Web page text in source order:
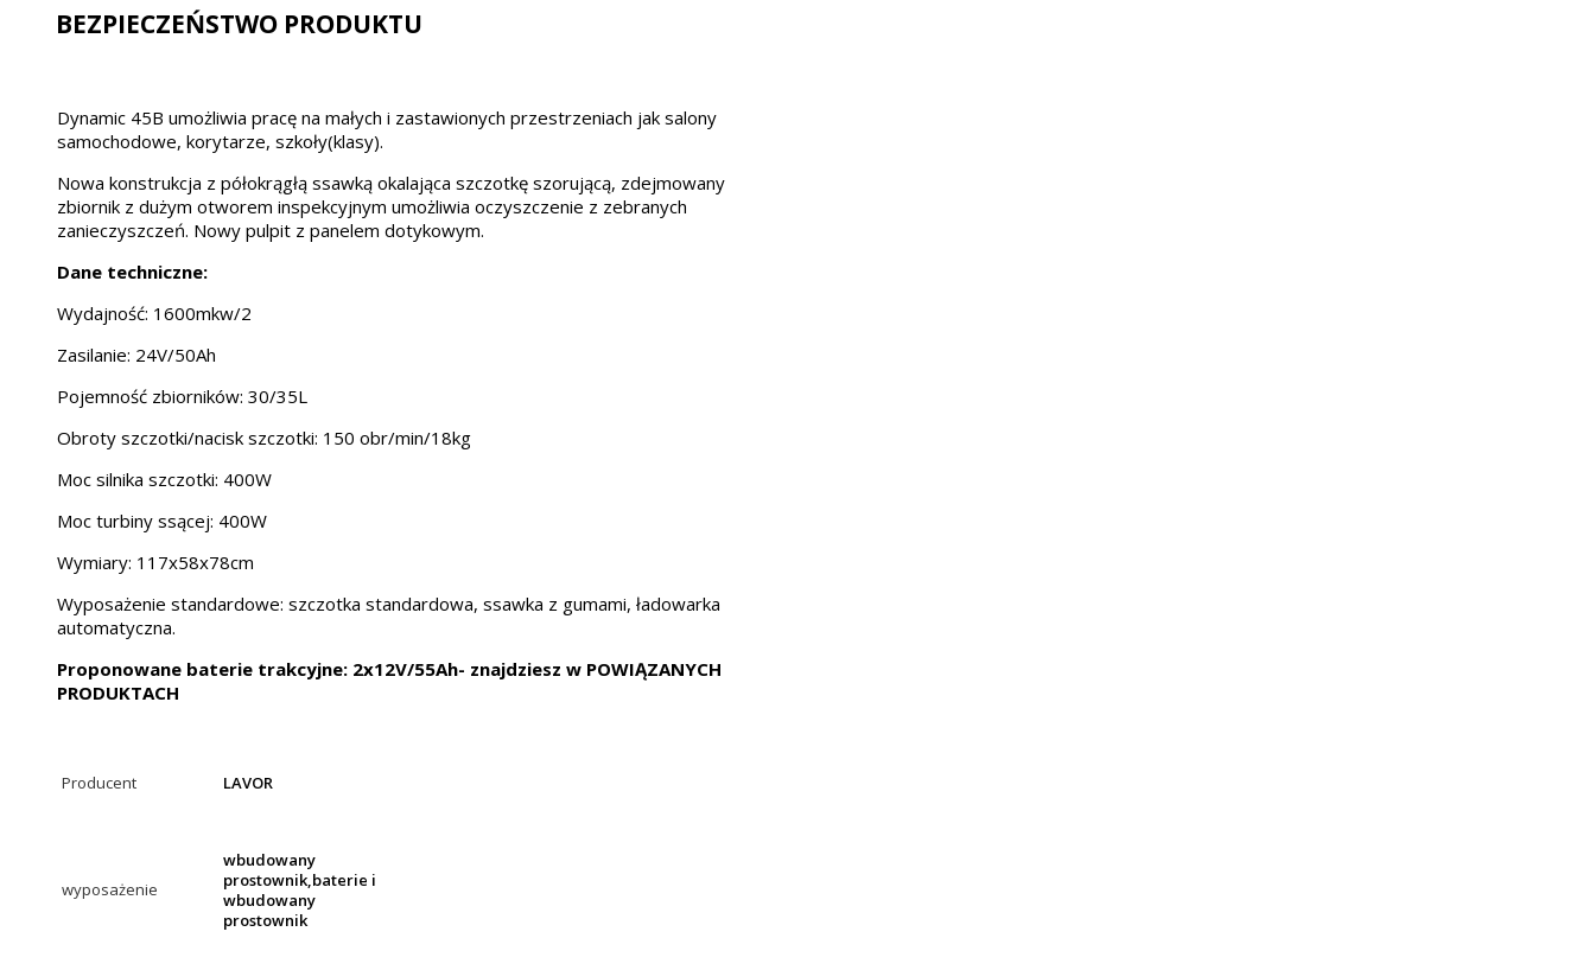
BEZPIECZEŃSTWO PRODUKTU
Dynamic 45B umożliwia pracę na małych i zastawionych przestrzeniach jak salony
samochodowe, korytarze, szkoły(klasy).
Nowa konstrukcja z półokrągłą ssawką okalająca szczotkę szorującą, zdejmowany
zbiornik z dużym otworem inspekcyjnym umożliwia oczyszczenie z zebranych
zanieczyszczeń. Nowy pulpit z panelem dotykowym.
Dane techniczne:
Wydajność: 1600mkw/2
Zasilanie: 24V/50Ah
Pojemność zbiorników: 30/35L
Obroty szczotki/nacisk szczotki: 150 obr/min/18kg
Moc silnika szczotki: 400W
Moc turbiny ssącej: 400W
Wymiary: 117x58x78cm
Wyposażenie standardowe: szczotka standardowa, ssawka z gumami, ładowarka
automatyczna.
Proponowane baterie trakcyjne: 2x12V/55Ah- znajdziesz w POWIĄZANYCH
PRODUKTACH
Producent LAVOR
wyposażenie
wbudowany
prostownik,baterie i
wbudowany
prostownik